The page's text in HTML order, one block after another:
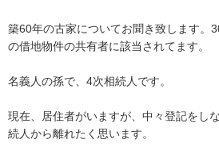
築60年の古家についてお聞き致します。
の借地物件の共有者に該当されてます。
名義人の孫で、4次相続人です。
現在、居住者がいますが、中々登記をし
続人から離れたく思います。